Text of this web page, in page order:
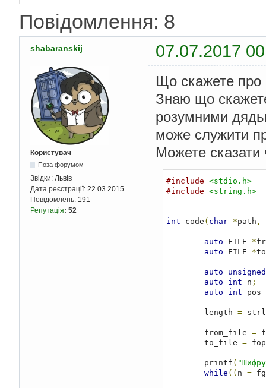
Повідомлення: 8
shabaranskij 07.07.2017
Користувач
Поза форумом
Звідки: Львів
Дата реєстрації: 22.03.2015
Повідомлень: 191
Репутація: 52
Що скажете про
Знаю що скажете
розумними
може служити
Можете сказати
#include <stdio.h>
#include <string.h>
int code ( char *path ,
auto FILE *
auto FILE *
auto
unsigned
auto
int n ;
auto
int pos
        length
=
        from_file
=
        to_file
=
        printf
(
while (( n =